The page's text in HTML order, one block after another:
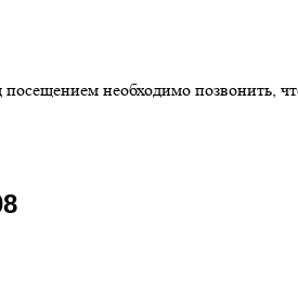
необходимо позвонить,